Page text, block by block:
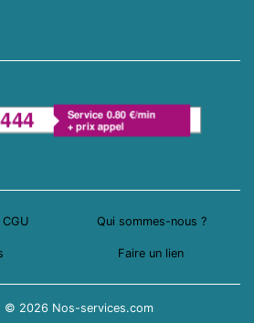
Qui sommes-nous ?
Faire un lien
© 2026 Nos-services.com